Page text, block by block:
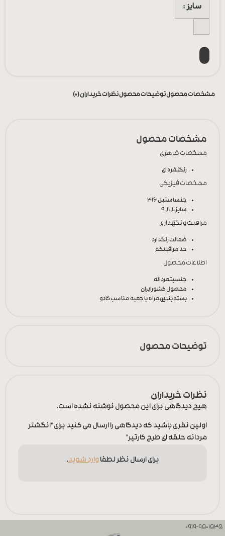
سایز
مشخصات محصولتوضیحات محصولنظرات خریداران (0)
مشخصات محصول
مشخصات ظاهری
رنگنقره ای
مشخصات فیزیکی
جنساستیل 316
سایز10, 11, 9
مراقبت و نگهداری
ضمانت رنگدارد
حد مراقبتکم
اطلاعات محصول
جنسیتمردانه
محصول کشورایران
بسته بندیهمراه با جعبه مناسب کادو
توضیحات محصول
نظرات خریداران
هیچ دیدگاهی برای این محصول نوشته نشده است.
اولین نفری باشید که دیدگاهی را ارسال می کنید برای “انگشتر
مردانه حلقه ای طرح کارتیر”
برای ارسال نظر لطفاوارد شوید.
0919-9501535